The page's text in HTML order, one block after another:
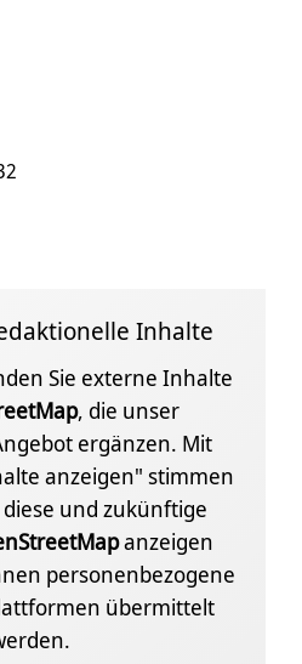
Inhalte
Sie externe Inhalte
, die unser
ergänzen. Mit
anzeigen" stimmen
diese und zukünftige
anzeigen
personenbezogene
übermittelt